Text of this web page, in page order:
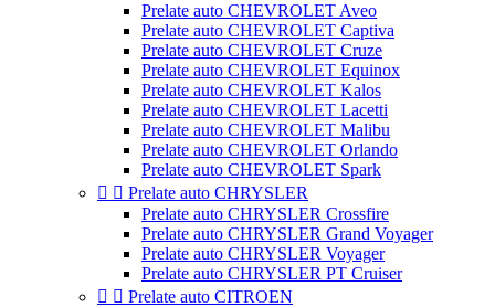
Prelate auto CHEVROLET Aveo
Prelate auto CHEVROLET Captiva
Prelate auto CHEVROLET Cruze
Prelate auto CHEVROLET Equinox
Prelate auto CHEVROLET Kalos
Prelate auto CHEVROLET Lacetti
Prelate auto CHEVROLET Malibu
Prelate auto CHEVROLET Orlando
Prelate auto CHEVROLET Spark
  Prelate auto CHRYSLER
Prelate auto CHRYSLER Crossfire
Prelate auto CHRYSLER Grand Voyager
Prelate auto CHRYSLER Voyager
Prelate auto CHRYSLER PT Cruiser
  Prelate auto CITROEN